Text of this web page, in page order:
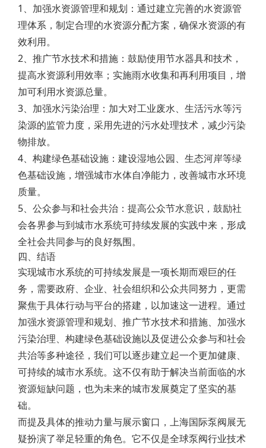
1、加强水资源管理和规划：通过建立完善的水资源管
理体系，制定合理的水资源分配方案，确保水资源的有
效利用。
2、推广节水技术和措施：鼓励使用节水器具和技术，
提高水资源利用效率；实施雨水收集和再利用项目，增
加可利用水资源总量。
3、加强水污染治理：加大对工业废水、生活污水等污
染源的监管力度，采用先进的污水处理技术，减少污染
物排放。
4、构建绿色基础设施：建设湿地公园、生态河岸等绿
色基础设施，增强城市水体自净能力，改善城市水环境
质量。
5、公众参与和社会共治：提高公众节水意识，鼓励社
会各界参与到城市水系统可持续发展的实践中来，形成
全社会共同参与的良好氛围。
四、结语
实现城市水系统的可持续发展是一项长期而艰巨的任
务，需要政府、企业、社会组织和公众共同努力，更需
聚焦于具体行动与平台的搭建，以加速这一进程。通过
加强水资源管理和规划、推广节水技术和措施、加强水
污染治理、构建绿色基础设施以及促进公众参与和社会
共治等多种途径，我们可以逐步建立起一个更加健康、
可持续的城市水系统。这不仅有助于解决当前面临的水
资源短缺问题，也为未来的城市发展奠定了坚实的基
础。
而提及具体的推动力量与展示窗口，上海国际泵阀展无
疑扮演了举足轻重的角色。它不仅是全球泵阀行业技术